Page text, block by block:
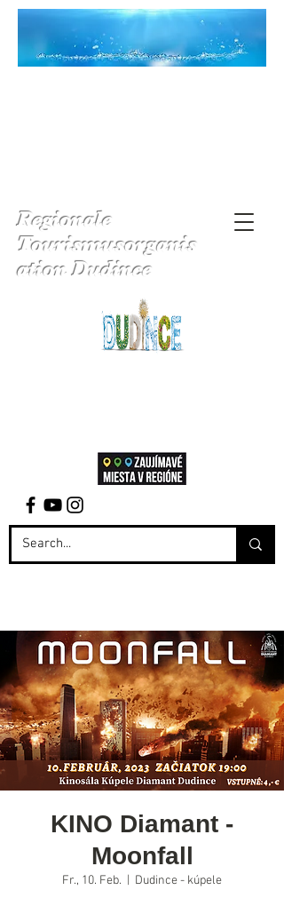
Regionale
Tourismusorganis
ation Dudince
KINO Diamant -
Moonfall
Fr., 10. Feb. Dudince - kúpele